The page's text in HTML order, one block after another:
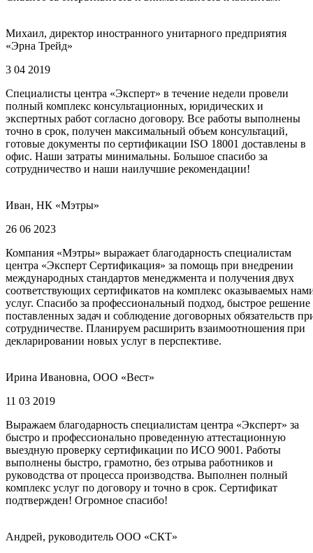
Михаил, директор иностранного унитарного предприятия
«Эрна Трейд»
3 04 2019
Специалисты центра «Эксперт» в течение недели провели
полный комплекс консультационных, юридических и
экспертных работ согласно договору. Все работы выполнены
точно в срок, получен максимальный объем консультаций,
готовые документы по сертификации ISO 18001 доставлены в
офис. Наши затраты минимальны. Большое спасибо за
сотрудничество и наши наилучшие рекомендации!
Иван, НК «Мэтры»
26 06 2023
Компания «Мэтры» выражает благодарность специалистам
центра «Эксперт Сертификация» за помощь при внедрении
международных стандартов менеджмента и получения двух
соответствующих сертификатов на комплекс оказываемых
услуг. Спасибо за профессиональный подход, быстрое решение
поставленных задач и соблюдение договорных обязательств
сотрудничестве. Планируем расширить взаимоотношения при
декларировании новых услуг в перспективе.
Ирина Ивановна, ООО «Вест»
11 03 2019
Выражаем благодарность специалистам центра «Эксперт» за
быстро и профессионально проведенную аттестационную
выездную проверку сертификации по ИСО 9001. Работы
выполнены быстро, грамотно, без отрыва работников и
руководства от процесса производства. Выполнен полный
комплекс услуг по договору и точно в срок. Сертификат
подтвержден! Огромное спасибо!
Андрей, руководитель ООО «СКТ»